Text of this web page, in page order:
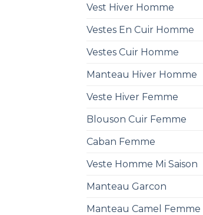
Vest Hiver Homme
Vestes En Cuir Homme
Vestes Cuir Homme
Manteau Hiver Homme
Veste Hiver Femme
Blouson Cuir Femme
Caban Femme
Veste Homme Mi Saison
Manteau Garcon
Manteau Camel Femme